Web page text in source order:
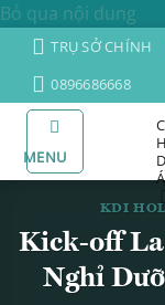
Bỏ qua nội dung
TRỤ SỞ CHÍNH
0896686668
MENU
KDI
Kick-off
Nghỉ